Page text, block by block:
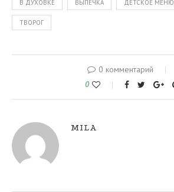
В ДУХОВКЕ ВЫПЕЧКА ДЕТСКОЕ МЕНЮ
ТВОРОГ
0 комментарий
0
MILA